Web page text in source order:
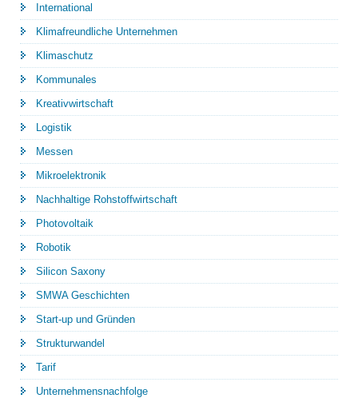
International
Klimafreundliche Unternehmen
Klimaschutz
Kommunales
Kreativwirtschaft
Logistik
Messen
Mikroelektronik
Nachhaltige Rohstoffwirtschaft
Photovoltaik
Robotik
Silicon Saxony
SMWA Geschichten
Start-up und Gründen
Strukturwandel
Tarif
Unternehmensnachfolge